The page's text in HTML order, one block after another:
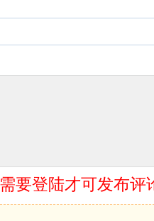
需要登陆才可发布评